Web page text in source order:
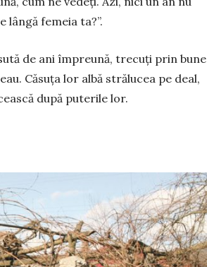
lângă femeia ta?”.
de ani împreună, tre­cuți prin bune
Căsuța lor albă strălucea pe deal,
după puterile lor.